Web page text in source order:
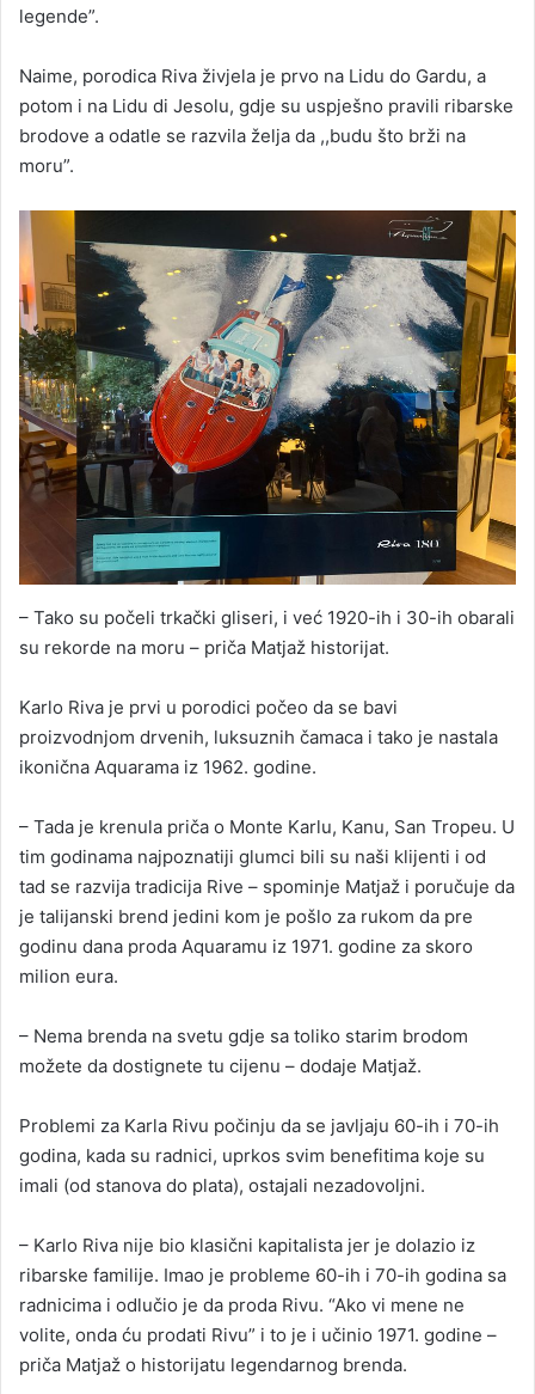
legende”.
Naime, porodica Riva živjela je prvo na Lidu do Gardu, a
potom i na Lidu di Jesolu, gdje su uspješno pravili ribarske
brodove a odatle se razvila želja da ,,budu što brži na
moru”.
– Tako su počeli trkački gliseri, i već 1920-ih i 30-ih obarali
su rekorde na moru – priča Matjaž historijat.
Karlo Riva je prvi u porodici počeo da se bavi
proizvodnjom drvenih, luksuznih čamaca i tako je nastala
ikonična Aquarama iz 1962. godine.
– Tada je krenula priča o Monte Karlu, Kanu, San Tropeu. U
tim godinama najpoznatiji glumci bili su naši klijenti i od
tad se razvija tradicija Rive – spominje Matjaž i poručuje da
je talijanski brend jedini kom je pošlo za rukom da pre
godinu dana proda Aquaramu iz 1971. godine za skoro
milion eura.
– Nema brenda na svetu gdje sa toliko starim brodom
možete da dostignete tu cijenu – dodaje Matjaž.
Problemi za Karla Rivu počinju da se javljaju 60-ih i 70-ih
godina, kada su radnici, uprkos svim benefitima koje su
imali (od stanova do plata), ostajali nezadovoljni.
– Karlo Riva nije bio klasični kapitalista jer je dolazio iz
ribarske familije. Imao je probleme 60-ih i 70-ih godina sa
radnicima i odlučio je da proda Rivu. “Ako vi mene ne
volite, onda ću prodati Rivu” i to je i učinio 1971. godine –
priča Matjaž o historijatu legendarnog brenda.